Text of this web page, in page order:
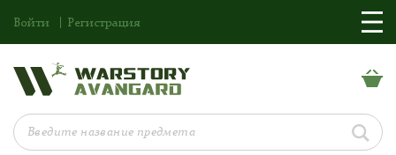
Войти Регистрация